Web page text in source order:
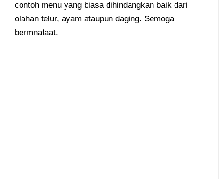
contoh menu yang biasa dihindangkan baik dari
olahan telur, ayam ataupun daging. Semoga
bermnafaat.